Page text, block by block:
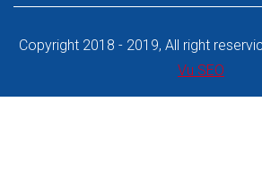
Copyright 2018 - 2019, All right
Vu SEO